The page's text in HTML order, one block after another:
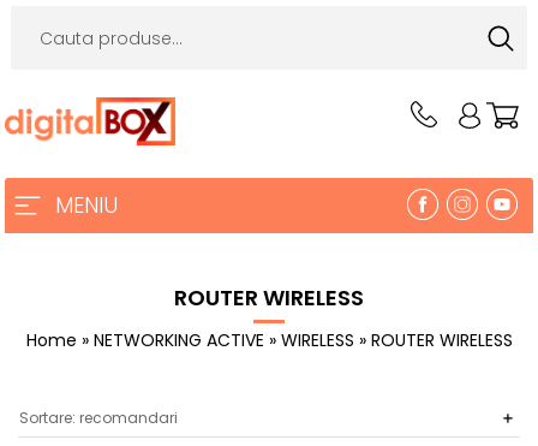
MENIU
ROUTER WIRELESS
Home » NETWORKING ACTIVE » WIRELESS » ROUTER WIRELESS